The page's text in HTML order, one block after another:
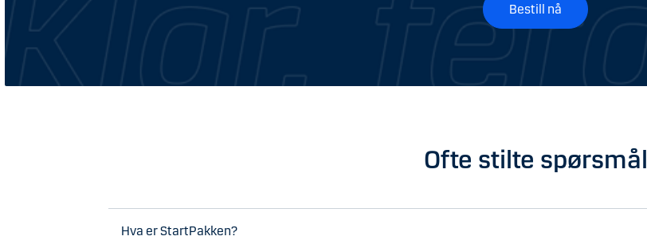
Bestill nå
Ofte stilte spørsmål
Hva er StartPakken?